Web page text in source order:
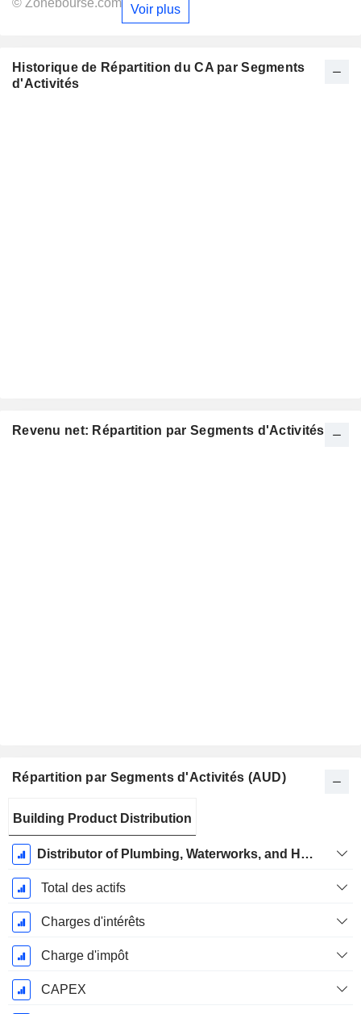
© Zonebourse.com Voir plus
Historique de Répartition du CA par Segments
d'Activités
Revenu net: Répartition par Segments d'Activités
Répartition par Segments d'Activités (AUD)
Fiscale:
Juin
Building Product Distribution
Distributor of Plumbing, Waterworks, and HVAC-R
Total des actifs
Charges d'intérêts
Charge d'impôt
CAPEX